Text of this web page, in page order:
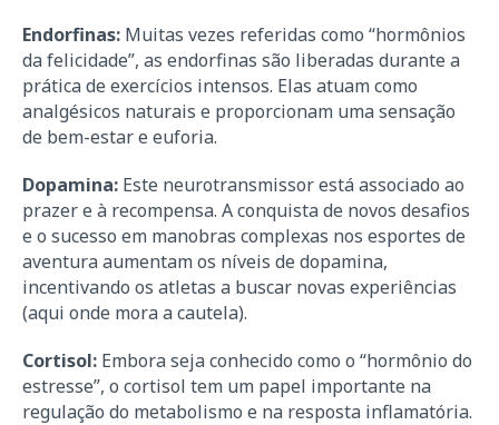
Endorfinas: Muitas vezes referidas como “hormônios
da felicidade”, as endorfinas são liberadas durante a
prática de exercícios intensos. Elas atuam como
analgésicos naturais e proporcionam uma sensação
de bem-estar e euforia.
Dopamina: Este neurotransmissor está associado ao
prazer e à recompensa. A conquista de novos desafios
e o sucesso em manobras complexas nos esportes de
aventura aumentam os níveis de dopamina,
incentivando os atletas a buscar novas experiências
(aqui onde mora a cautela).
Cortisol: Embora seja conhecido como o “hormônio do
estresse”, o cortisol tem um papel importante na
regulação do metabolismo e na resposta inflamatória.